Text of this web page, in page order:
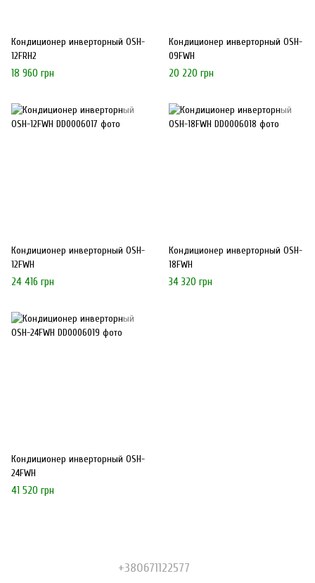
Кондиционер инверторный OSH-
12FRH2
18 960 грн
Кондиционер инверторный OSH-
09FWH
20 220 грн
Кондиционер инверторный OSH-
12FWH
24 416 грн
Кондиционер инверторный OSH-
18FWH
34 320 грн
Кондиционер инверторный OSH-
24FWH
41 520 грн
+380671122577